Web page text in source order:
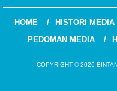
HOME HISTORI MEDIA
PEDOMAN MEDIA
COPYRIGHT © 2026